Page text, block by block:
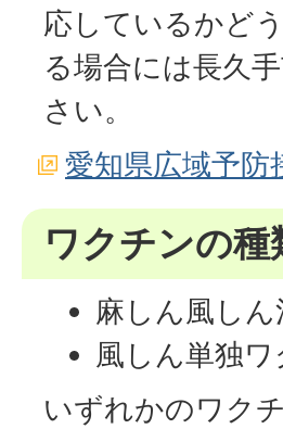
応しているかど
る場合には長久
さい。
愛知県広域予防
ワクチンの種
麻しん風し
風しん単独ワ
いずれかのワク